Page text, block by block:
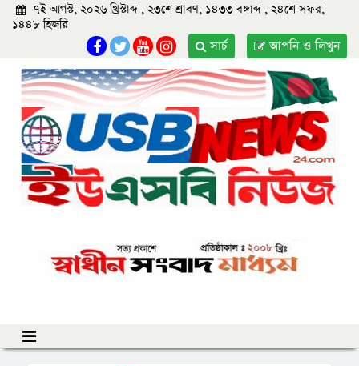
৭ই আগস্ট, ২০২৬ খ্রিস্টাব্দ , ২৩শে শ্রাবণ, ১৪৩৩ বঙ্গাব্দ , ২৪শে সফর,
১৪৪৮ হিজরি
আপনি ও লিখুন
সার্চ